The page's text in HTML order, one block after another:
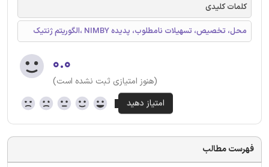
کلمات کلیدی
محل، تخصیص، تسهیلات نامطلوب، پدیده NIMBY ،الگوریتم ژنتیک
۰.۰
(هنوز امتیازی ثبت نشده است)
فهرست مطالب